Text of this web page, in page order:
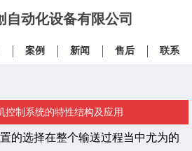
自动化设备有限公司
案例 新闻 售后 联系
控制系统的特性结构及应用
的选择在整个输送过程当中尤为的